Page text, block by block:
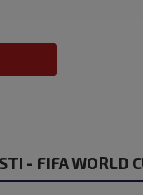
- FIFA WORLD